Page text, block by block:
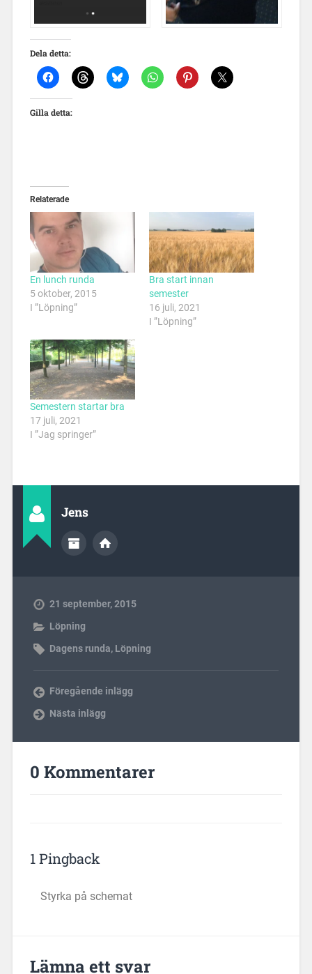
Dela detta:
Gilla detta:
Relaterade
En lunch runda
5 oktober, 2015
I ”Löpning”
Bra start innan
semester
16 juli, 2021
I ”Löpning”
Semestern startar bra
17 juli, 2021
I ”Jag springer”
Jens
21 september, 2015
Löpning
Dagens runda, Löpning
Föregående inlägg
Nästa inlägg
0 Kommentarer
1 Pingback
Styrka på schemat
Lämna ett svar